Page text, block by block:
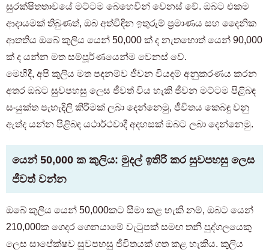
සුරක්ෂිතතාවයේ මට්ටම බෙහෙවින් වෙනස් වේ. ඔබට එකම
ආදායමක් තිබුණත්, ඔබ අත්විඳින ඉතුරුම් ප්‍රමාණය සහ දෛනික
ආතතිය ඔබේ කුලිය යෙන් 50,000 ක් ද නැතහොත් යෙන් 90,000
ක් ද යන්න මත සම්පූර්ණයෙන්ම වෙනස් වේ.
මෙහිදී, අපි කුලිය මත පදනම්ව ජීවන වියදම් අනුකරණය කරන
අතර ඔබට සුවපහසු ලෙස ජීවත් විය හැකි ජීවන මට්ටම පිළිබඳ
සංයුක්ත පැහැදිලි කිරීමක් ලබා දෙන්නෙමු, ජීවිතය කෙබඳු වනු
ඇත්ද යන්න පිළිබඳ යථාර්ථවාදී අදහසක් ඔබට ලබා දෙන්නෙමු.
යෙන් 50,000 ක කුලිය: මුදල් ඉතිරි කර සුවපහසු ලෙස
ජීවත් වන්න
ඔබේ කුලිය යෙන් 50,000කට සීමා කළ හැකි නම්, ඔබට යෙන්
210,000ක ගෙදර ගෙනයාමේ වැටුපක් සමඟ තනි පුද්ගලයෙකු
ලෙස සාපේක්ෂව සුවපහසු ජීවිතයක් ගත කළ හැකිය. කුලිය